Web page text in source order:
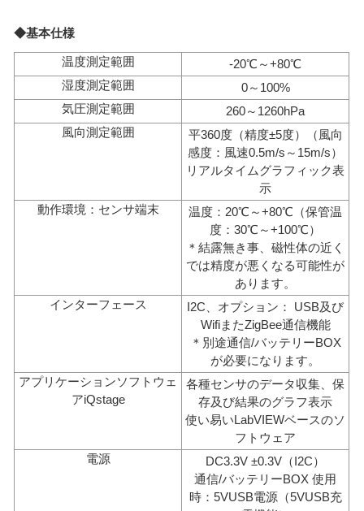
◆基本仕様
温度測定範囲
-20℃～+80℃
湿度測定範囲
0～100%
気圧測定範囲
260～1260hPa
風向測定範囲
平360度（精度±5度）（風向
感度：風速0.5m/s～15m/s）
リアルタイムグラフィック表
示
動作環境：センサ端末
温度：20℃～+80℃（保管温
度：30℃～+100℃）
＊結露無き事、磁性体の近く
では精度が悪くなる可能性が
あります。
インターフェース
I2C、オプション： USB及び
WifiまたZigBee通信機能
＊別途通信/バッテリーBOX
が必要になります。
アプリケーションソフトウェ
アiQstage
各種センサのデータ収集、保
存及び結果のグラフ表示
使い易いLabVIEWベースのソ
フトウェア
電源
DC3.3V ±0.3V（I2C）
通信/バッテリーBOX 使用
時：5VUSB電源（5VUSB充